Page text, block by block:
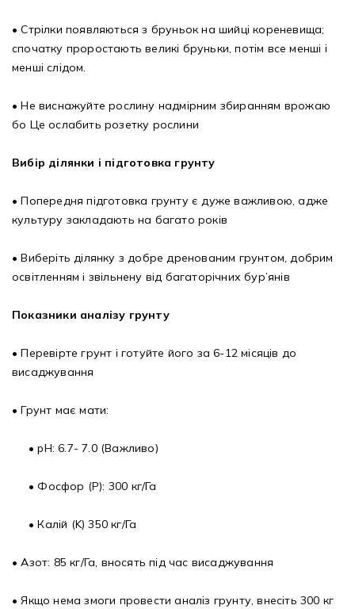
• Стрілки появляються з бруньок на шийці кореневища;
спочатку проростають великі бруньки, потім все менші і
менші слідом.
• Не виснажуйте рослину надмірним збиранням врожаю
бо Це ослабить розетку рослини
Вибір ділянки і підготовка грунту
• Попередня підготовка грунту є дуже важливою, адже
культуру закладають на багато років
• Виберіть ділянку з добре дренованим грунтом, добрим
освітленням і звільнену від багаторічних бур’янів
Показники аналізу грунту
• Перевірте грунт і готуйте його за 6-12 місяців до
висаджування
• Грунт має мати:
• pH: 6.7- 7.0 (Важливо)
• Фосфор (P): 300 кг/Га
• Калій (K) 350 кг/Га
• Азот: 85 кг/Га, вносять під час висаджування
• Якщо нема змоги провести аналіз грунту, внесіть 300 кг